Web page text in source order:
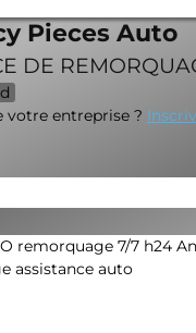
Pieces Auto
DE
votre entreprise ?